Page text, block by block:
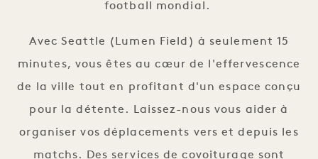
football mondial.
Avec Seattle (Lumen Field) à seulement 15
minutes, vous êtes au cœur de l'effervescence
de la ville tout en profitant d'un espace conçu
pour la détente. Laissez-nous vous aider à
organiser vos déplacements vers et depuis les
matchs. Des services de covoiturage sont